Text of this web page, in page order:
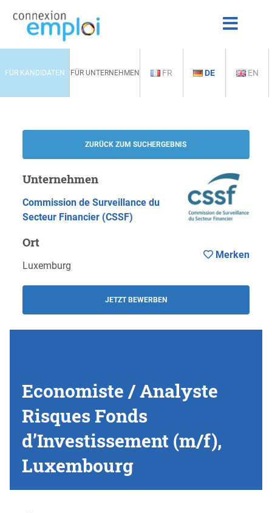
FÜR KANDIDATEN FÜR UNTERNEHMEN FR DE EN
ZURÜCK ZUM SUCHERGEBNIS
Unternehmen
Commission de Surveillance du
Secteur Financier (CSSF)
Ort
Luxemburg
JETZT BEWERBEN
Merken
Economiste / Analyste
Risques Fonds
d’Investissement (m/f),
Luxembourg